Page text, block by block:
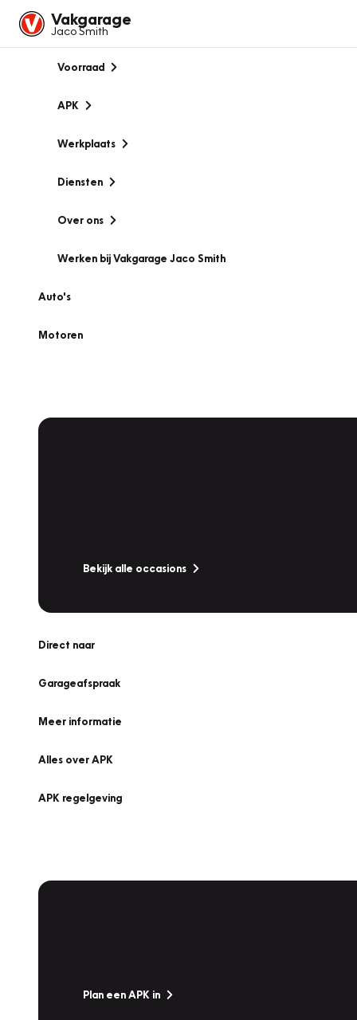
Vakgarage
Jaco Smith
Voorraad
APK
Werkplaats
Diensten
Over ons
Werken bij Vakgarage Jaco Smith
Auto's
Motoren
Bekijk alle occasions
Direct naar
Garageafspraak
Meer informatie
Alles over APK
APK regelgeving
Plan een APK in